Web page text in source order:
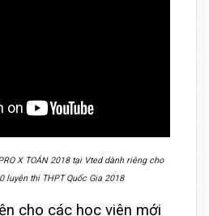
X TOÁN 2018 tại Vted dành riêng cho
luyện thi THPT Quốc Gia 2018
cho các học viên mới